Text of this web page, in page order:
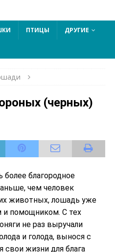
ПТИЦЫ ДРУГИЕ
(черных)
более благородное
чем человек
животных, лошадь уже
и помощником. С тех
не раз выручали
и голода, вынося с
свои жизни для блага